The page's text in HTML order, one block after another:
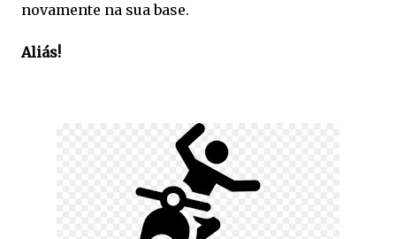
novamente na sua base.
Aliás!